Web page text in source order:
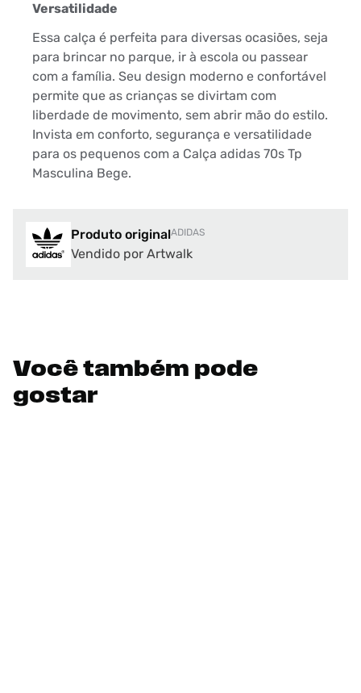
Versatilidade
Essa calça é perfeita para diversas ocasiões, seja
para brincar no parque, ir à escola ou passear
com a família. Seu design moderno e confortável
permite que as crianças se divirtam com
liberdade de movimento, sem abrir mão do estilo.
Invista em conforto, segurança e versatilidade
para os pequenos com a Calça adidas 70s Tp
Masculina Bege.
Produto originalADIDAS
Vendido por Artwalk
Você também pode
gostar